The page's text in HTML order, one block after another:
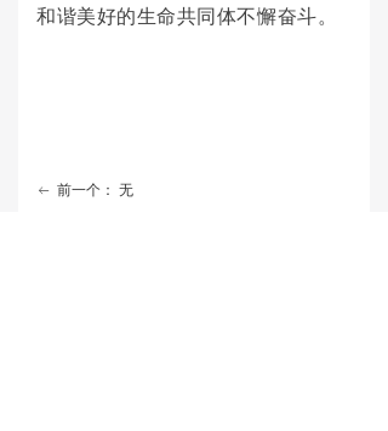
和谐美好的生命共同体不懈奋斗。
ꂃ 前一个： 无